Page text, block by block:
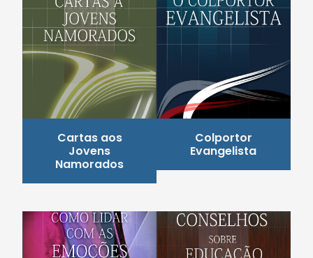
Cartas aos
Jovens
Namorados
Colportor
Evangelista